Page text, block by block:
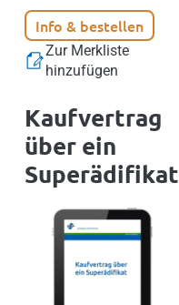
Info & bestellen
Zur Merkliste
hinzufügen
Kaufvertrag
über ein
Superädifikat